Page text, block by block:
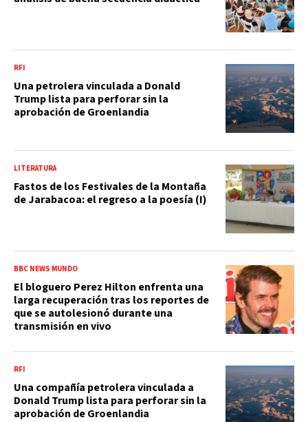
RFI
Una petrolera vinculada a Donald
Trump lista para perforar sin la
aprobación de Groenlandia
LITERATURA
Fastos de los Festivales de la Montaña
de Jarabacoa: el regreso a la poesía (I)
BBC NEWS MUNDO
El bloguero Perez Hilton enfrenta una
larga recuperación tras los reportes de
que se autolesionó durante una
transmisión en vivo
RFI
Una compañía petrolera vinculada a
Donald Trump lista para perforar sin la
aprobación de Groenlandia